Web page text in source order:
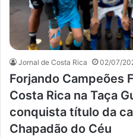
Jornal de Costa Rica 02/07/
Forjando Campeões
Costa Rica na Taça
conquista título da
Chapadão do Céu